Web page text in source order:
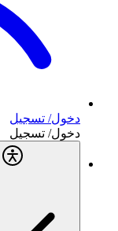
دخول/ تسجيل
دخول/ تسجيل